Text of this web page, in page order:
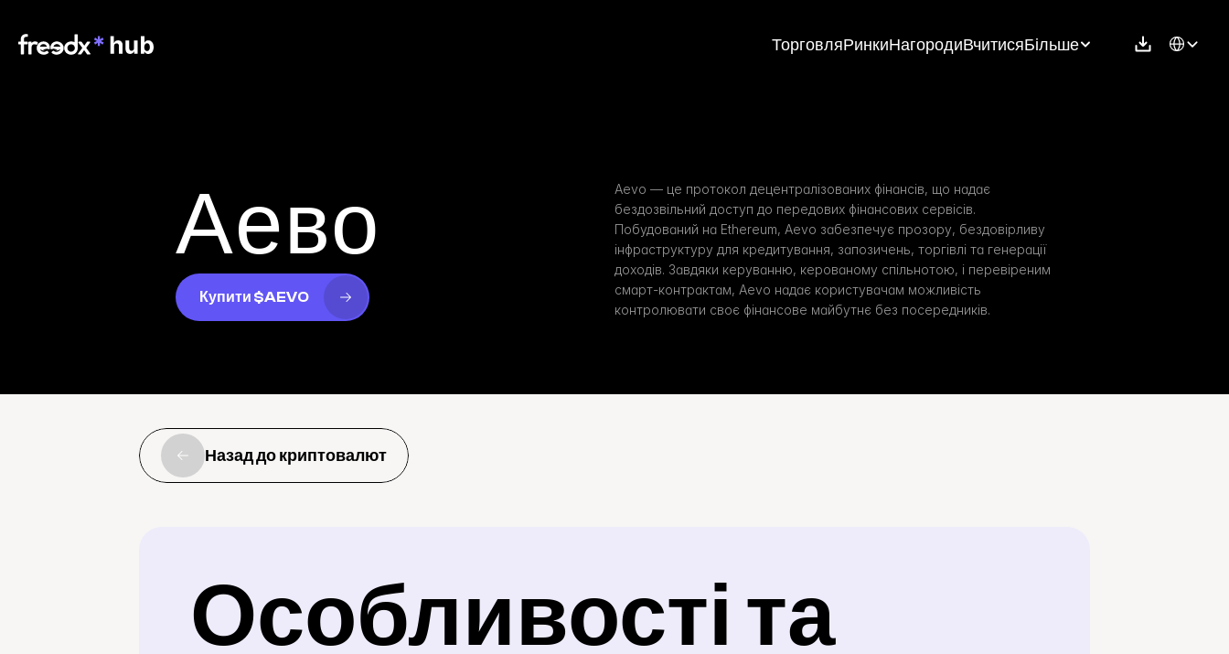
ТорговляРинкиНагородиВчитисяБільше Select
Аево
Купити $AEVO
Aevo — це протокол децентралізованих фінансів, що надає
бездозвільний доступ до передових фінансових сервісів.
Побудований на Ethereum, Aevo забезпечує прозору, бездовірливу
інфраструктуру для кредитування, запозичень, торгівлі та генерації
доходів. Завдяки керуванню, керованому спільнотою, і перевіреним
смарт-контрактам, Aevo надає користувачам можливість
контролювати своє фінансове майбутнє без посередників.
Назад до криптовалют
Особливості та